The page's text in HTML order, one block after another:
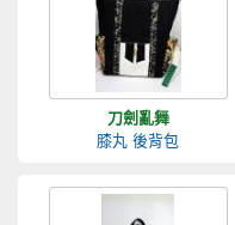
刀劍亂舞
膝丸 後背包